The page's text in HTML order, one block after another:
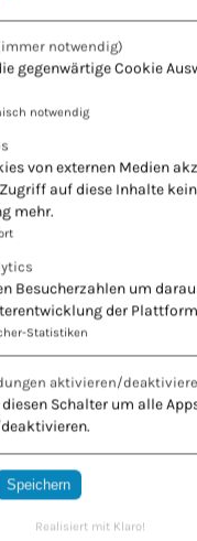
+ Tradition =
e.V.
notwendig)
gegenwärtige Cookie
notwendig
von externen Medien
auf diese Inhalte
mehr.
Besucherzahlen um
der
Statistiken
aktivieren/
Schalter um alle
Speichern
Realisiert mit Klaro!